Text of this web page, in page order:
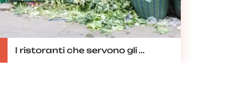
I ristoranti che servono gli ...